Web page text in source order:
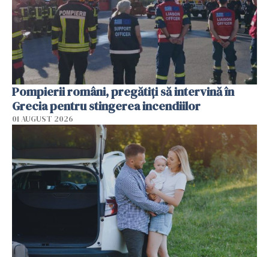
Pompierii români, pregătiţi să intervină în
Grecia pentru stingerea incendiilor
01 AUGUST 2026